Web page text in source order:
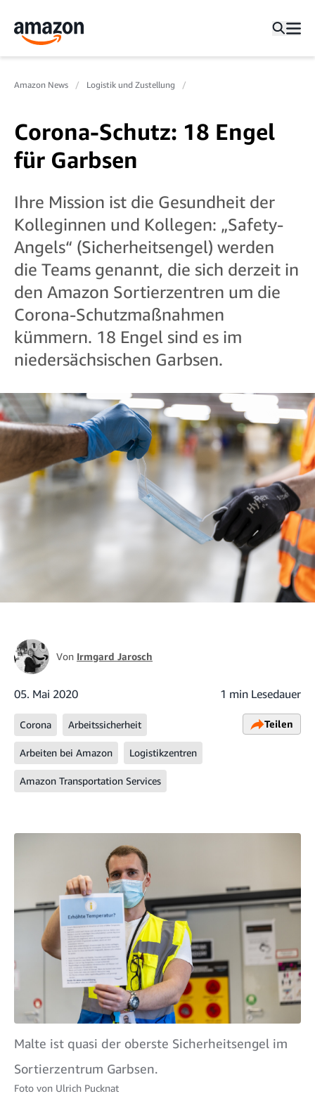
Amazon News Logistik und Zustellung
Corona-Schutz: 18 Engel
für Garbsen
Ihre Mission ist die Gesundheit der
Kolleginnen und Kollegen: „Safety-
Angels“ (Sicherheitsengel) werden
die Teams genannt, die sich derzeit in
den Amazon Sortierzentren um die
Corona-Schutzmaßnahmen
kümmern. 18 Engel sind es im
niedersächsischen Garbsen.
Von Irmgard Jarosch
05. Mai 2020 1 min Lesedauer
Corona Arbeitssicherheit
Arbeiten bei Amazon Logistikzentren
Amazon Transportation Services
Teilen
Malte ist quasi der oberste Sicherheitsengel im
Sortierzentrum Garbsen.
Foto von Ulrich Pucknat